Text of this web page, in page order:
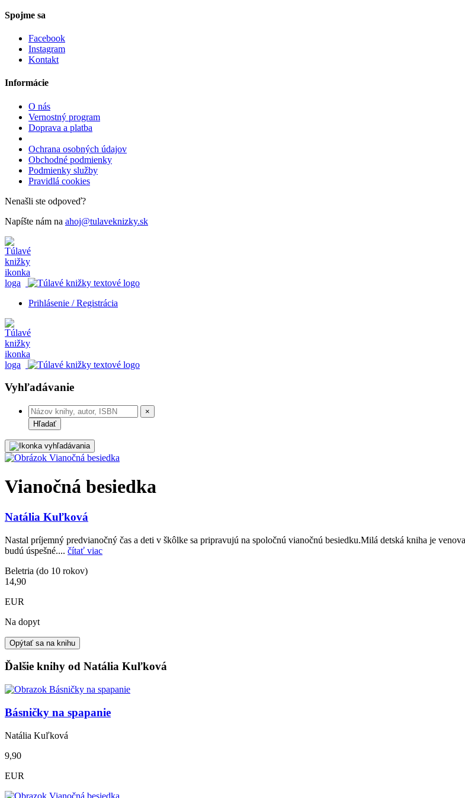
Spojme sa
Facebook
Instagram
Kontakt
Informácie
O nás
Vernostný program
Doprava a platba
Ochrana osobných údajov
Obchodné podmienky
Podmienky služby
Pravidlá cookies
Nenašli ste odpoveď?
Napíšte nám na ahoj@tulaveknizky.sk
Prihlásenie / Registrácia
Vyhľadávanie
×
Hľadať
Vianočná besiedka
Natália Kuľková
Nastal príjemný predvianočný čas a deti v škôlke sa pripravujú na spoločnú vianočnú besiedku.Milá detská kniha je
budú úspešné.... čítať viac
Beletria (do 10 rokov)
14,90
EUR
Na dopyt
Opýtať sa na knihu
Ďalšie knihy od Natália Kuľková
Básničky na spapanie
Natália Kuľková
9,90
EUR